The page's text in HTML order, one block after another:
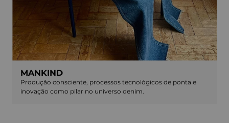
MANKIND
Produção consciente, processos tecnológicos de ponta e
inovação como pilar no universo denim.